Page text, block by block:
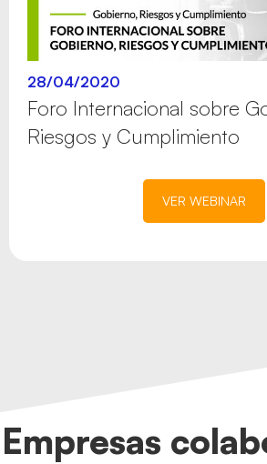
28/04/2020
Foro Internacional sobre
Riesgos y Cumplimiento
VER WEBINAR
Empresas